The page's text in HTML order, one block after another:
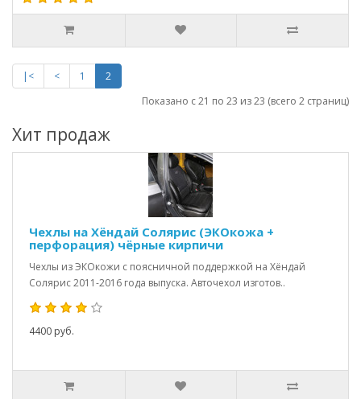
|< < 1
2
Показано с 21 по 23 из 23 (всего 2 страниц)
Хит продаж
Чехлы на Хёндай Солярис (ЭКОкожа +
перфорация) чёрные кирпичи
Чехлы из ЭКОкожи с поясничной поддержкой на Хёндай
Солярис 2011-2016 года выпуска. Авточехол изготов..
4400 руб.